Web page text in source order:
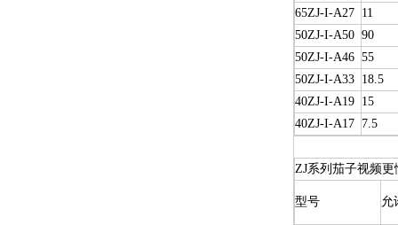
65ZJ-I-A27 11
50ZJ-I-A50 90
50ZJ-I-A46 55
50ZJ-I-A33 18.5
40ZJ-I-A19 15
40ZJ-I-A17 7.5
ZJ系列茄子视频
型号 允